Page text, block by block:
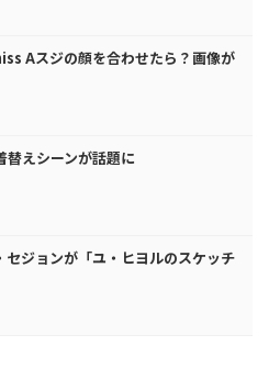
Aスジの顔を合わせたら？画像が
替えシーンが話題に
セジョンが「ユ・ヒヨルのスケッチ